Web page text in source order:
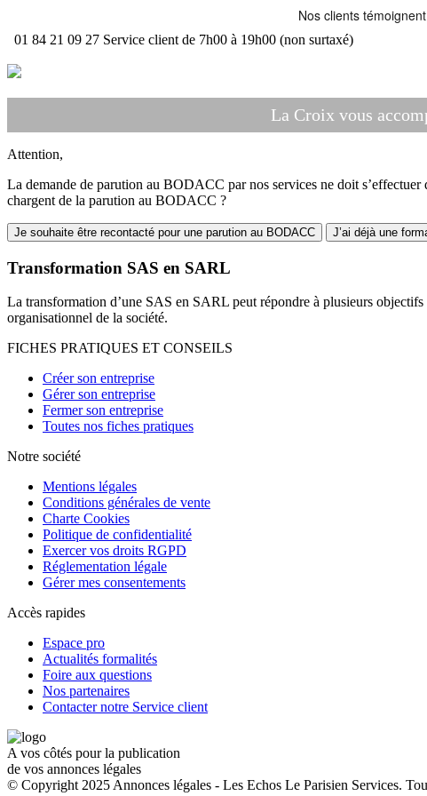
01 84 21 09 27 Service client de 7h00 à 19h00 (non surtaxé)
La Croix vous
Attention,
La demande de parution au BODACC par nos services ne doit s’effectuer
chargent de la parution au BODACC ?
Je souhaite être recontacté pour une parution au BODACC J’ai déjà une
Transformation SAS en SARL
La transformation d’une SAS en SARL peut répondre à plusieurs
organisationnel de la société.
FICHES PRATIQUES ET CONSEILS
Créer son entreprise
Gérer son entreprise
Fermer son entreprise
Toutes nos fiches pratiques
Notre société
Mentions légales
Conditions générales de vente
Charte Cookies
Politique de confidentialité
Exercer vos droits RGPD
Réglementation légale
Gérer mes consentements
Accès rapides
Espace pro
Actualités formalités
Foire aux questions
Nos partenaires
Contacter notre Service client
A vos côtés pour la publication
de vos annonces légales
© Copyright 2025 Annonces légales - Les Echos Le Parisien Services.